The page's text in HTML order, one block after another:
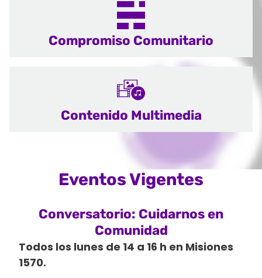
Compromiso Comunitario
Contenido Multimedia
Eventos Vigentes
Conversatorio: Cuidarnos en
Comunidad
Todos los lunes de 14 a 16 h en Misiones
1570.